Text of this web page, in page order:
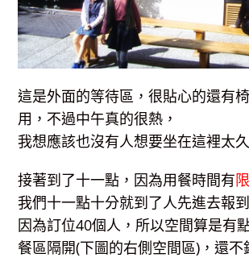
這是外面的等待區，很貼心的還有
用，不過中午真的很熱，
我想應該也沒有人想要坐在這裡太
接著到了十一點，因為用餐時間有
我們十一點十分就到了人先進去報到
因為訂位40個人，所以空間算是有
餐區隔開(下圖的右側空間區)，還不